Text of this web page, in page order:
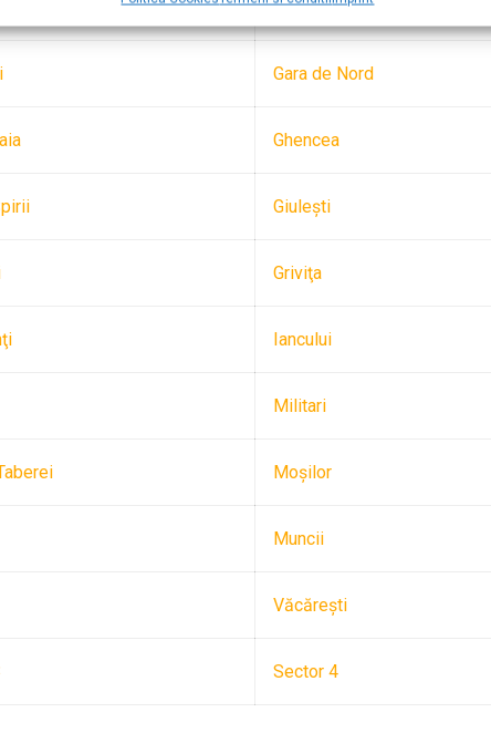
Floreasca
Gara de Nord
Ghencea
Giuleşti
Griviţa
Iancului
Militari
Moşilor
Muncii
Văcăreşti
Sector 4